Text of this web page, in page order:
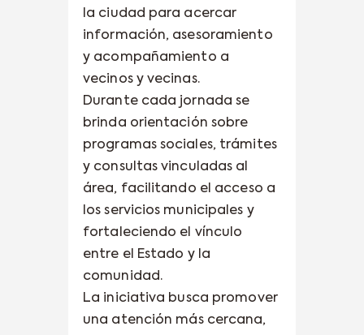
la ciudad para acercar
información, asesoramiento
y acompañamiento a
vecinos y vecinas.
Durante cada jornada se
brinda orientación sobre
programas sociales, trámites
y consultas vinculadas al
área, facilitando el acceso a
los servicios municipales y
fortaleciendo el vínculo
entre el Estado y la
comunidad.
La iniciativa busca promover
una atención más cercana,